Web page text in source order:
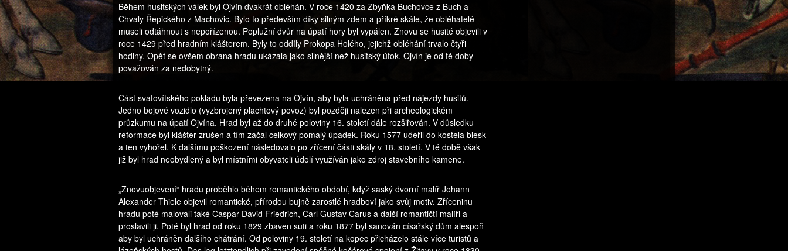
Během husitských válek byl Ojvín dvakrát obléhán. V roce 1420 za Zbyňka Buchovce z Buch a
Chvaly Řepického z Machovic. Bylo to především díky silným zdem a příkré skále, že obléhatelé
museli odtáhnout s nepořízenou. Poplužní dvůr na úpatí hory byl vypálen. Znovu se husité objevili v
roce 1429 před hradním klášterem. Byly to oddíly Prokopa Holého, jejichž obléhání trvalo čtyři
hodiny. Opět se ovšem obrana hradu ukázala jako silnější než husitský útok. Ojvín je od té doby
považován za nedobytný.
Část svatovítského pokladu byla převezena na Ojvín, aby byla uchráněna před nájezdy husitů.
Jedno bojové vozidlo (vyzbrojený plachtový povoz) byl později nalezen při archeologickém
průzkumu na úpatí Ojvína. Hrad byl až do druhé poloviny 16. století dále rozšiřován. V důsledku
reformace byl klášter zrušen a tím začal celkový pomalý úpadek. Roku 1577 udeřil do kostela blesk
a ten vyhořel. K dalšímu poškození následovalo po zřícení části skály v 18. století. V té době však
již byl hrad neobydlený a byl místními obyvateli údolí využíván jako zdroj stavebního kamene.
„Znovuobjevení“ hradu proběhlo během romantického období, když saský dvorní malíř Johann
Alexander Thiele objevil romantické, přírodou bujně zarostlé hradboví jako svůj motiv. Zříceninu
hradu poté malovali také Caspar David Friedrich, Carl Gustav Carus a další romantičtí malíři a
proslavili ji. Poté byl hrad od roku 1829 zbaven suti a roku 1877 byl sanován císařský dům alespoň
aby byl uchráněn dalšího chátrání. Od poloviny 19. století na kopec přicházelo stále více turistů a